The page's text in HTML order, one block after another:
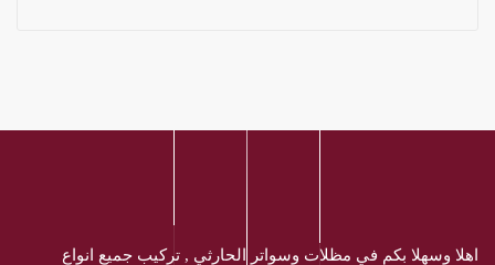
اهلا وسهلا بكم في مظلات وسواتر الحارثي , تركيب جميع انواع